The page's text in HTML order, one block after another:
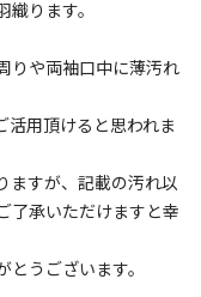
織ります。
りや両袖口中に薄汚れ
活用頂けると思われま
ますが、記載の汚れ以
了承いただけますと幸
うございます。